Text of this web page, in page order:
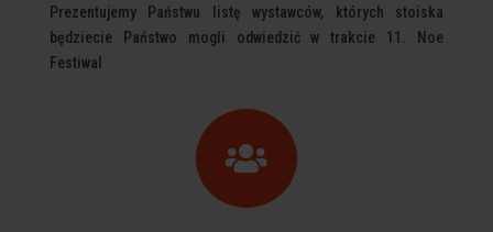
Prezentujemy Państwu listę wystawców, których stoiska
będziecie Państwo mogli odwiedzić w trakcie 11. Noe
Festiwal
